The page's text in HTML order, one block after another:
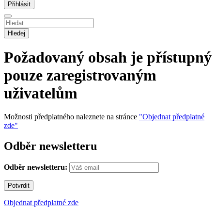
Hledej
Požadovaný obsah je přístupný
pouze zaregistrovaným
uživatelům
Možnosti předplatného naleznete na stránce "Objednat předplatné
zde"
Odběr newsletteru
Odběr newsletteru:
Objednat předplatné zde